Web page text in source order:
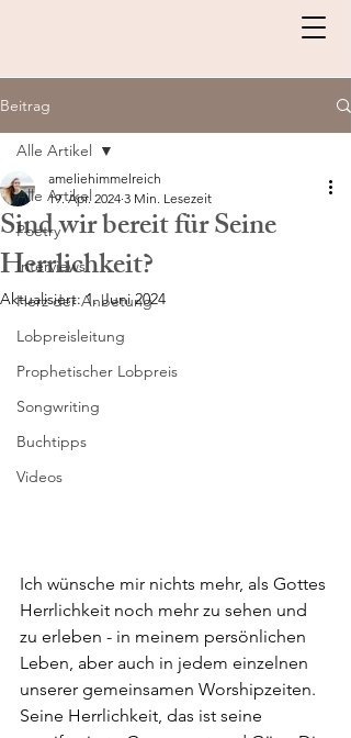
Beitrag
Alle Artikel
Poetry
Interviews
Herz der Anbetung
Lobpreisleitung
Prophetischer Lobpreis
Songwriting
Buchtipps
Videos
Alle Artikel
Sind wir bereit für Seine
Herrlichkeit?
ameliehimmelreich
19. Apr. 2024 3 Min. Lesezeit
Aktualisiert:1. Juni 2024
Ich wünsche mir nichts mehr, als Gottes
Herrlichkeit noch mehr zu sehen und
zu erleben - in meinem persönlichen
Leben, aber auch in jedem einzelnen
unserer gemeinsamen Worshipzeiten.
Seine Herrlichkeit, das ist seine